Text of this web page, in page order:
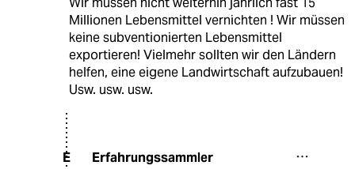
Millionen Lebensmittel vernichten ! Wir müssen
keine subventionierten Lebensmittel
exportieren! Vielmehr sollten wir den Ländern
helfen, eine eigene Landwirtschaft aufzubauen!
Usw. usw. usw.
E Erfahrungssammler